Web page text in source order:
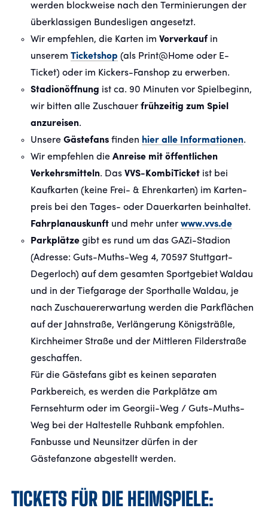
werden blockweise nach den Terminierungen der
überklassigen Bundesligen angesetzt.
Wir empfehlen, die Karten im Vorverkauf in
unserem Ticketshop (als Print@Home oder E-
Ticket) oder im Kickers-Fanshop zu erwerben.
Stadionöffnung ist ca. 90 Minuten vor Spielbeginn,
wir bitten alle Zuschauer frühzeitig zum Spiel
anzureisen.
Unsere Gästefans finden hier alle Informationen.
Wir empfehlen die Anreise mit öffentlichen
Verkehrsmitteln. Das VVS-KombiTicketist bei
Kaufkarten (keine Frei- & Ehrenkarten) im Karten­
preis bei den Tages- oder Dauerkarten beinhaltet.
Fahrplanauskunft und mehr unter www.vvs.de
Parkplätze gibt es rund um das GAZi-Stadion
(Adresse: Guts-Muths-Weg 4, 70597 Stuttgart-
Degerloch) auf dem gesamten Sportgebiet Waldau
und in der Tiefgarage der Sporthalle Waldau, je
nach Zuschauererwartung werden die Parkflächen
auf der Jahnstraße, Verlängerung Königsträßle,
Kirchheimer Straße und der Mittleren Filderstraße
geschaffen.
Für die Gästefans gibt es keinen separaten
Parkbereich, es werden die Parkplätze am
Fernsehturm oder im Georgii-Weg / Guts-Muths-
Weg bei der Haltestelle Ruhbank empfohlen.
Fanbusse und Neunsitzer dürfen in der
Gästefanzone abgestellt werden.
TICKETS FÜR DIE HEIMSPIELE: